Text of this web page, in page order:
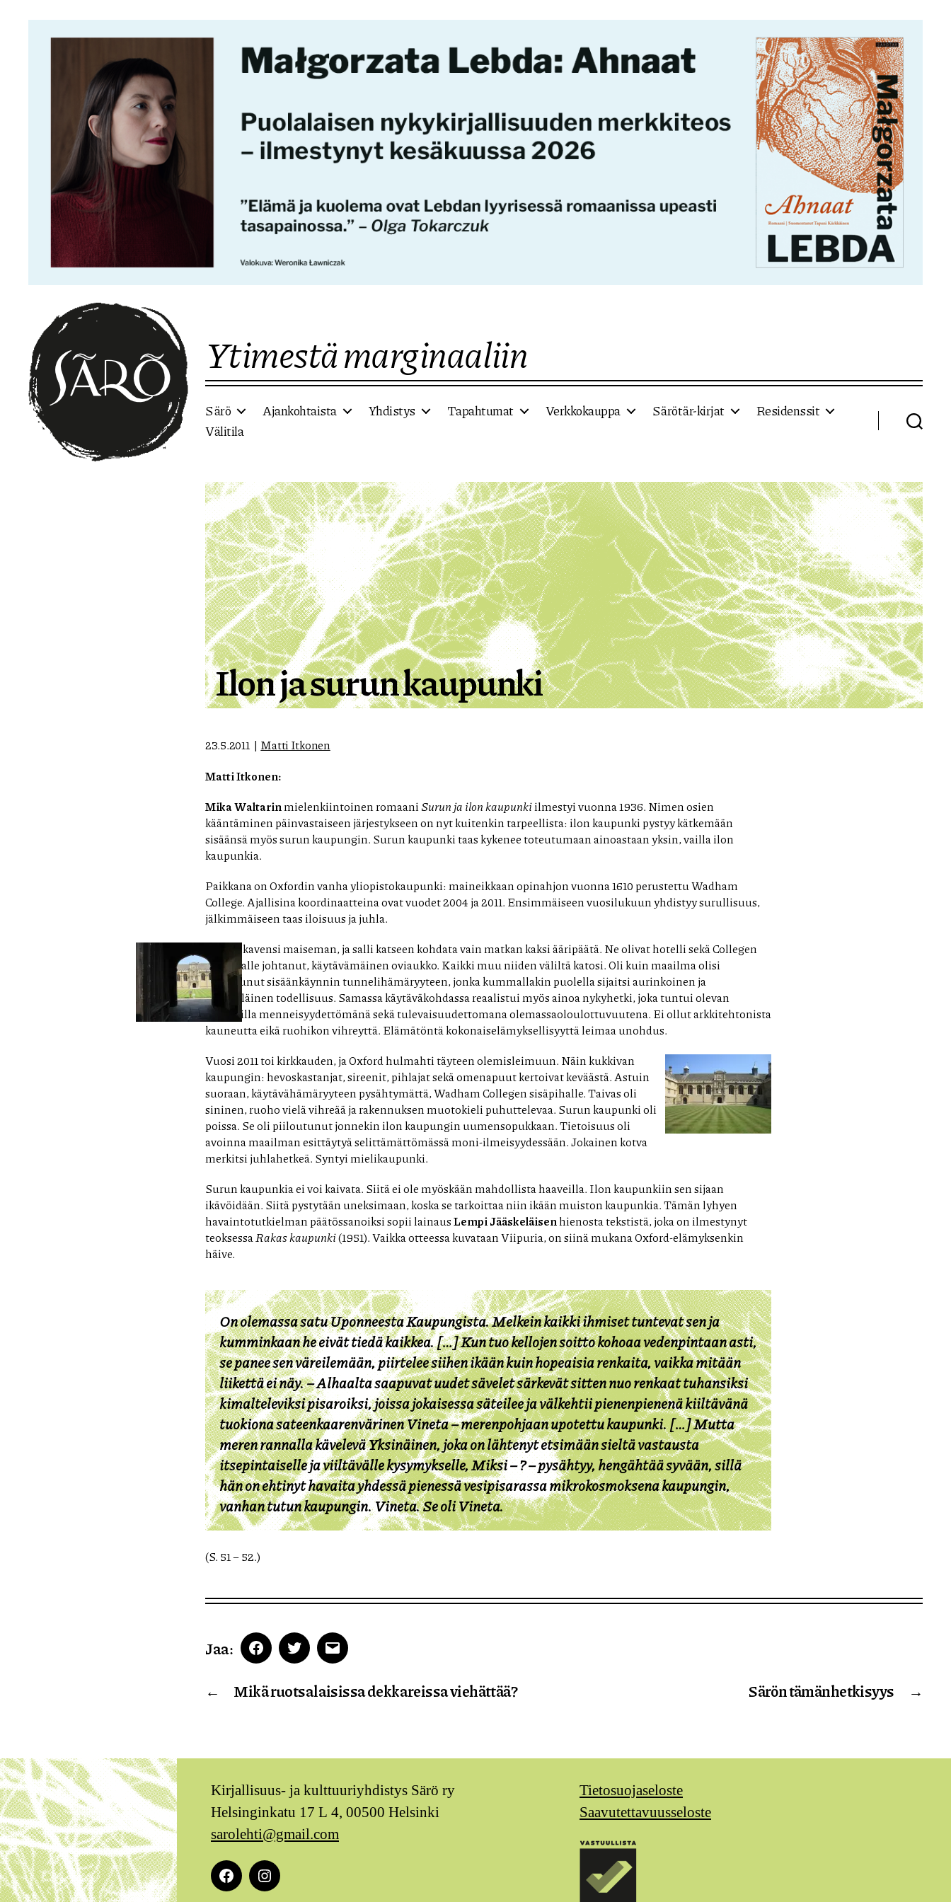
Ytimestä marginaaliin
Särö Ajankohtaista Yhdistys Tapahtumat Verkkokauppa Särötär-kirjat
Residenssit
Välitila
Haku
Ilon ja surun kaupunki
23.5.2011
Matti Itkonen
Matti Itkonen:
Mika Waltarin mielenkiintoinen romaani Surun ja ilon kaupunkiilmestyi vuonna 1936. Nimen osien
kääntäminen päinvastaiseen järjestykseen on nyt kuitenkin tarpeellista: ilon kaupunki pystyy kätkemään
sisäänsä myös surun kaupungin. Surun kaupunki taas kykenee toteutumaan ainoastaan yksin, vailla ilon
kaupunkia.
Paikkana on Oxfordin vanha yliopistokaupunki: maineikkaan opinahjon vuonna 1610 perustettu Wadham
College. Ajallisina koordinaatteina ovat vuodet 2004 ja 2011. Ensimmäiseen vuosilukuun yhdistyy surullisuus,
jälkimmäiseen taas iloisuus ja juhla.
Murhe kavensi maiseman, ja salli katseen kohdata vain matkan kaksi ääripäätä. Ne olivat hotelli sekä Collegen
sisäpihalle johtanut, käytävämäinen oviaukko. Kaikki muu niiden väliltä katosi. Oli kuin maailma olisi
kaventunut sisäänkäynnin tunnelihämäryyteen, jonka kummallakin puolella sijaitsi aurinkoinen ja
valokylläinen todellisuus. Samassa käytäväkohdassa reaalistui myös ainoa nykyhetki, joka tuntui olevan
saapuvilla menneisyydettömänä sekä tulevaisuudettomana olemassaoloulottuvuutena. Ei ollut arkkitehtonista
kauneutta eikä ruohikon vihreyttä. Elämätöntä kokonaiselämyksellisyyttä leimaa unohdus.
Vuosi 2011 toi kirkkauden, ja Oxford hulmahti täyteen olemisleimuun. Näin kukkivan
kaupungin: hevoskastanjat, sireenit, pihlajat sekä omenapuut kertoivat keväästä. Astuin
suoraan, käytävähämäryyteen pysähtymättä, Wadham Collegen sisäpihalle. Taivas oli
sininen, ruoho vielä vihreää ja rakennuksen muotokieli puhuttelevaa. Surun kaupunki oli
poissa. Se oli piiloutunut jonnekin ilon kaupungin uumensopukkaan. Tietoisuus oli
avoinna maailman esittäytyä selittämättömässä moni-ilmeisyydessään. Jokainen kotva
merkitsi juhlahetkeä. Syntyi mielikaupunki.
Surun kaupunkia ei voi kaivata. Siitä ei ole myöskään mahdollista haaveilla. Ilon kaupunkiin sen sijaan
ikävöidään. Siitä pystytään uneksimaan, koska se tarkoittaa niin ikään muiston kaupunkia. Tämän lyhyen
havaintotutkielman päätössanoiksi sopii lainausLempi Jääskeläisen hienosta tekstistä, joka on ilmestynyt
teoksessa Rakas kaupunki(1951). Vaikka otteessa kuvataan Viipuria, on siinä mukana Oxford-elämyksenkin
häive.
On olemassa satu Uponneesta Kaupungista. Melkein kaikki ihmiset tuntevat sen ja
kumminkaan he eivät tiedä kaikkea. […] Kun tuo kellojen soitto kohoaa vedenpintaan asti,
se panee sen väreilemään, piirtelee siihen ikään kuin hopeaisia renkaita, vaikka mitään
liikettä ei näy. – Alhaalta saapuvat uudet sävelet särkevät sitten nuo renkaat tuhansiksi
kimalteleviksi pisaroiksi, joissa jokaisessa säteilee ja välkehtii pienenpienenä kiiltävänä
tuokiona sateenkaarenvärinen Vineta – merenpohjaan upotettu kaupunki. […] Mutta
meren rannalla kävelevä Yksinäinen, joka on lähtenyt etsimään sieltä vastausta
itsepintaiselle ja viiltävälle kysymykselle, Miksi – ? – pysähtyy, hengähtää syvään, sillä
hän on ehtinyt havaita yhdessä pienessä vesipisarassa mikrokosmoksena kaupungin,
vanhan tutun kaupungin. Vineta. Se oli Vineta.
(S. 51 – 52.)
Jaa: FacebookTwitterEmail
←
Mikä ruotsalaisissa dekkareissa viehättää? →
Särön tämänhetkisyys
Kirjallisuus- ja kulttuuriyhdistys Särö ry
Helsinginkatu 17 L 4, 00500 Helsinki
sarolehti@gmail.com
FacebookInstagram
Tietosuojaseloste
Saavutettavuusseloste